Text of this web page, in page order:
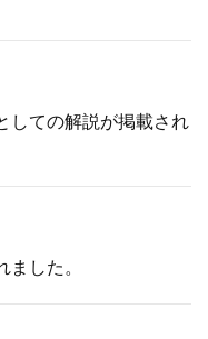
しての解説が掲載され
した。